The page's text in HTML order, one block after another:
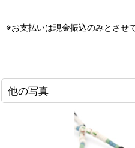
※お支払いは現金振込のみとさせ
他の写真